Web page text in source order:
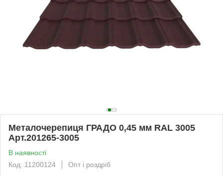
Металочерепиця ГРАДО 0,45 мм RAL 3005
Арт.201265-3005
В наявності
Код: 11200124
Опт і роздріб